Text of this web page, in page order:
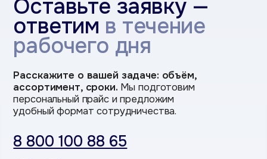
данных в соответствии сПолитикой
конфиденциальности иУсловиямиобработки
персональных данных
Оставить зяавку